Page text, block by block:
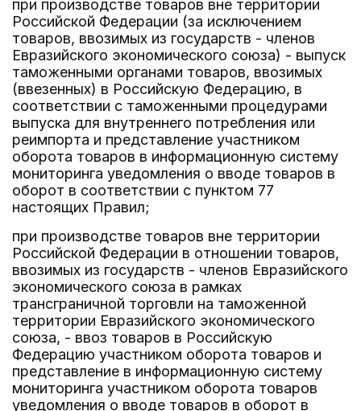
при производстве товаров вне территории
Российской Федерации (за исключением
товаров, ввозимых из государств - членов
Евразийского экономического союза) - выпуск
таможенными органами товаров, ввозимых
(ввезенных) в Российскую Федерацию, в
соответствии с таможенными процедурами
выпуска для внутреннего потребления или
реимпорта и представление участником
оборота товаров в информационную систему
мониторинга уведомления о вводе товаров в
оборот в соответствии с пунктом 77
настоящих Правил;
при производстве товаров вне территории
Российской Федерации в отношении товаров,
ввозимых из государств - членов Евразийского
экономического союза в рамках
трансграничной торговли на таможенной
территории Евразийского экономического
союза, - ввоз товаров в Российскую
Федерацию участником оборота товаров и
представление в информационную систему
мониторинга участником оборота товаров
уведомления о вводе товаров в оборот в